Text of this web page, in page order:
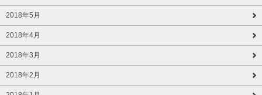
2018年5月
2018年4月
2018年3月
2018年2月